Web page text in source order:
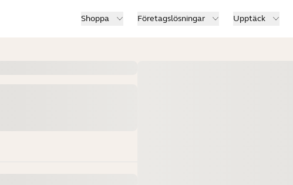
Shoppa Företagslösningar Upptäck